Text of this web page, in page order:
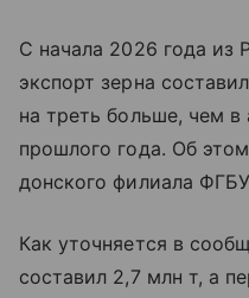
С начала 2026 года из
экспорт зерна
на треть больше, чем
прошлого года. Об
донского филиала
Как уточняется в
составил 2,7 млн т, а